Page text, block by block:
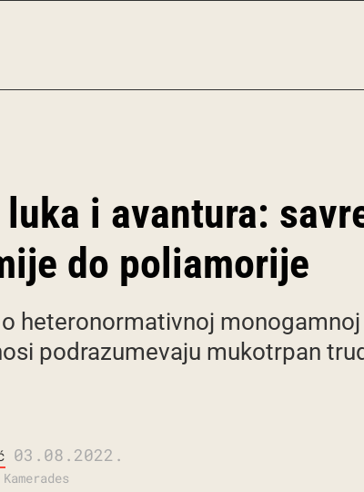
i avantura:
do poliamorije
o heteronormativnoj
podrazumevaju mukotrpan
03.08.2022.